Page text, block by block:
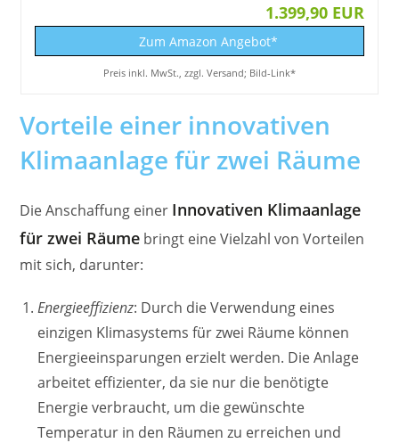
1.399,90 EUR
Zum Amazon Angebot*
Preis inkl. MwSt., zzgl. Versand; Bild-Link*
Vorteile einer innovativen
Klimaanlage für zwei Räume
Die Anschaffung einer Innovativen Klimaanlage
für zwei Räume bringt eine Vielzahl von Vorteilen
mit sich, darunter:
Energieeffizienz: Durch die Verwendung eines
einzigen Klimasystems für zwei Räume können
Energieeinsparungen erzielt werden. Die Anlage
arbeitet effizienter, da sie nur die benötigte
Energie verbraucht, um die gewünschte
Temperatur in den Räumen zu erreichen und